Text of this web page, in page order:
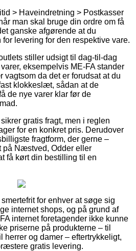
> Haveindretning > Postkasser
man skal bruge din ordre om få
ganske afgørende at du
levering for den respektive vare.
stiller udsigt til dag-til-dag
eksempelvis ME-FA stander
vagtsom da det er forudsat at du
klokkeslæt, sådan at de
de nye varer klar før de
gratis fragt, men i reglen
for en konkret pris. Derudover
fragtform, der gerne –
på Næstved, Odder eller
få kørt din bestilling til en
for enhver at søge sig
internet shops, og på grund af
internet foretagender ikke kunne
priserne på produkterne – til
herrer og damer – eftertrykkeligt,
gratis levering.